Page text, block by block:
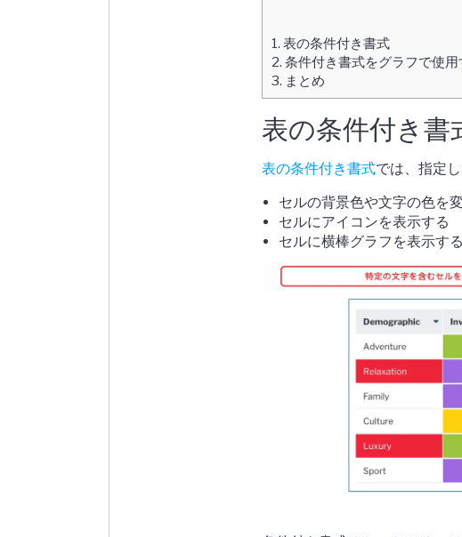
1. 表の条件付き書式
2. 条件付き書式をグラフで使用
3. まとめ
表の条件付き書
表の条件付き書式では、指定
セルの背景色や文字の色を
セルにアイコンを表示する
セルに横棒グラフを表示する